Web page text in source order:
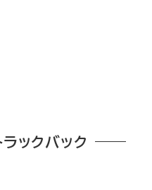
ックバック